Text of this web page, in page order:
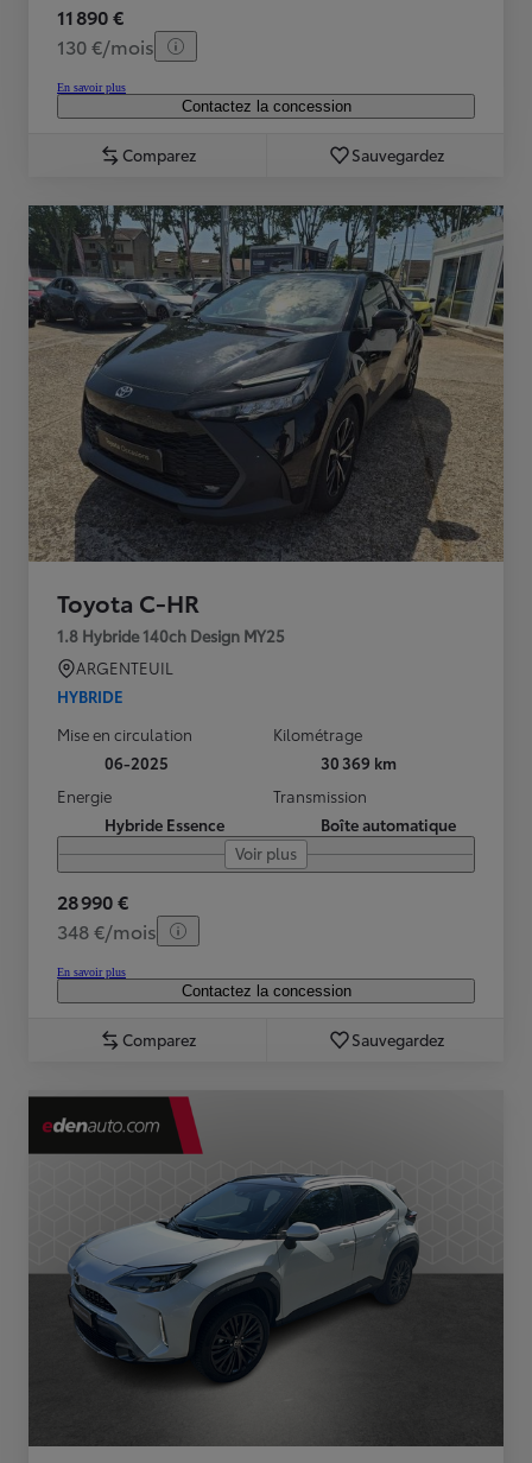
11 890 €
130 €/mois
En savoir plus
Contactez la concession
Comparez Sauvegardez
Toyota C-HR
1.8 Hybride 140ch Design MY25
ARGENTEUIL
HYBRIDE
Mise en circulation
06-2025
Kilométrage
30 369 km
Energie
Hybride Essence
Transmission
Boîte automatique
Voir plus
28 990 €
348 €/mois
En savoir plus
Contactez la concession
Comparez Sauvegardez